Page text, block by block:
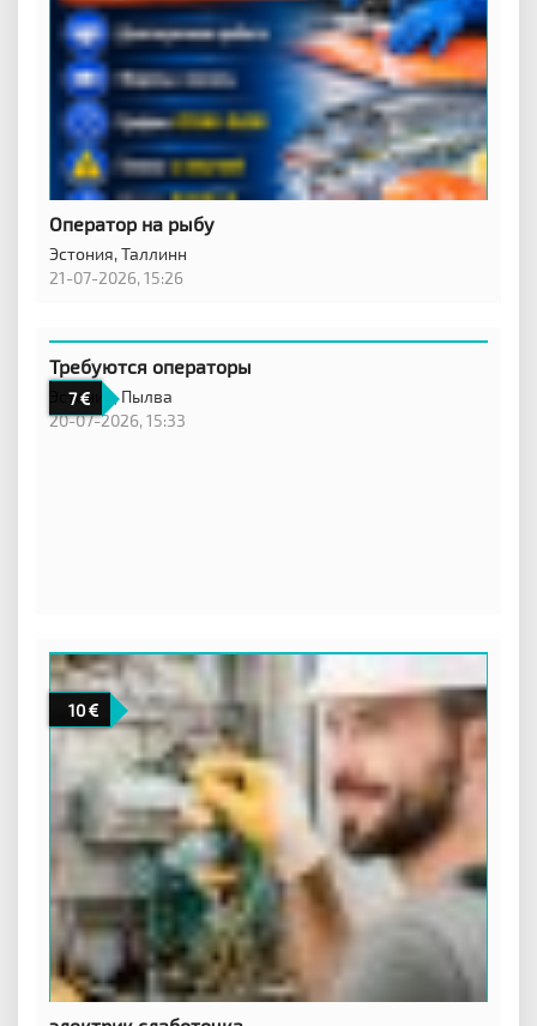
Оператор на рыбу
Эстония,Таллинн
21-07-2026, 15:26
7
Требуются операторы
Эстония,Пылва
20-07-2026, 15:33
10